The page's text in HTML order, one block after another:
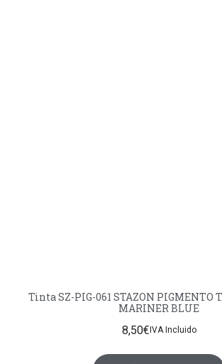
Tinta SZ-PIG-061 STAZON PIGMENTO
MARINER BLUE
8,50€ IVA Incluido